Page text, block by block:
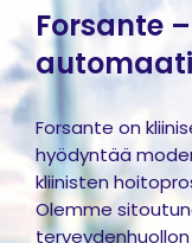
Forsante
Forsante on
hyödyntää
kliinisten
Olemme